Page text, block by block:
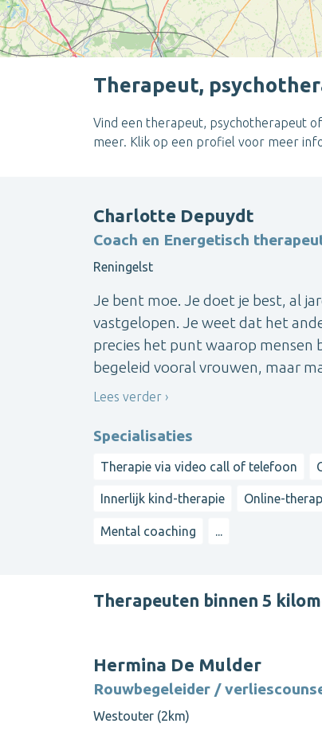
Therapeut,
Vind een therapeut, psychotherapeut
meer. Klik op een profiel voor meer
Charlotte Depuydt
Coach en Energetisch
Reningelst
Je bent moe. Je doet je best, al
vastgelopen. Je weet dat het
precies het punt waarop mensen
begeleid vooral vrouwen, maar
Lees verder
Specialisaties
Therapie via video call of telefoon
Innerlijk kind-therapie Online-
Mental coaching
Therapeuten binnen 5
Hermina De Mulder
Rouwbegeleider /
Westouter (2km)